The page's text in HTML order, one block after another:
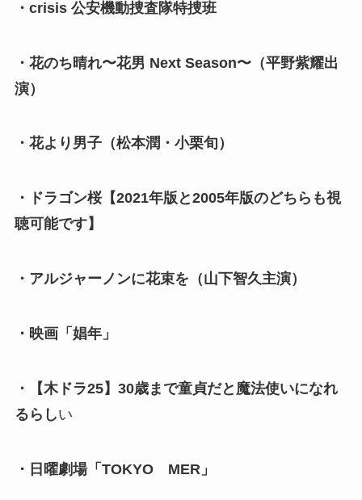
・crisis 公安機動捜査隊特捜班
・花のち晴れ〜花男 Next Season〜（平野紫耀出
演）
・花より男子（松本潤・小栗旬）
・ドラゴン桜【2021年版と2005年版のどちらも視
聴可能です】
・アルジャーノンに花束を（山下智久主演）
・映画「娼年」
・【木ドラ25】30歳まで童貞だと魔法使いになれ
るらしい
・日曜劇場「TOKYO MER」